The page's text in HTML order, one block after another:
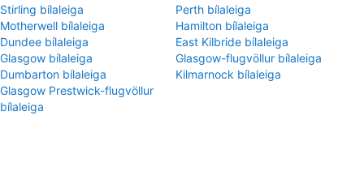
Stirling bílaleiga
Perth bílaleiga
Motherwell bílaleiga
Hamilton bílaleiga
Dundee bílaleiga
East Kilbride bílaleiga
Glasgow bílaleiga
Glasgow-flugvöllur bílaleiga
Dumbarton bílaleiga
Kilmarnock bílaleiga
Glasgow Prestwick-flugvöllur
bílaleiga